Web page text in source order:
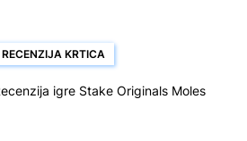
RECENZIJA KRTICA
igre Stake Originals Moles